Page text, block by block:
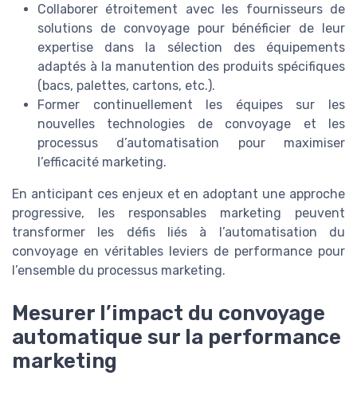
Collaborer étroitement avec les fournisseurs de
solutions de convoyage pour bénéficier de leur
expertise dans la sélection des équipements
adaptés à la manutention des produits spécifiques
(bacs, palettes, cartons, etc.).
Former continuellement les équipes sur les
nouvelles technologies de convoyage et les
processus d’automatisation pour maximiser
l’efficacité marketing.
En anticipant ces enjeux et en adoptant une approche
progressive, les responsables marketing peuvent
transformer les défis liés à l’automatisation du
convoyage en véritables leviers de performance pour
l’ensemble du processus marketing.
Mesurer l’impact du convoyage
automatique sur la performance
marketing